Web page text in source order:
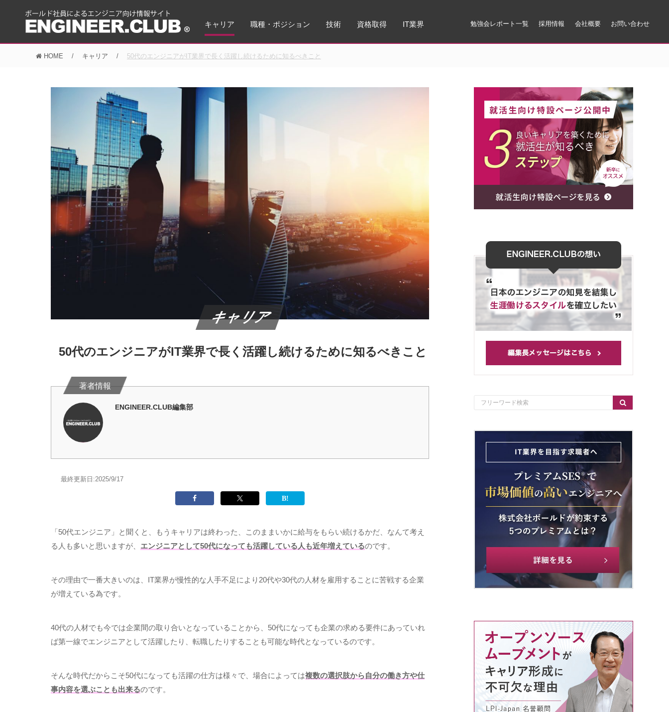
キャリア 職種・ポジション 技術 資格取得 IT業界 勉強会レポート一覧 採用情報 会社概要 お問い合わせ
HOME キャリア 50代のエンジニアがIT業界で長く活躍し続けるために知るべきこと
キャリア
50代のエンジニアがIT業界で長く活躍し続けるために知るべきこと
ENGINEER.CLUB編集部
最終更新日:2025/9/17
「50代エンジニア」と聞くと、もうキャリアは終わった、このままいかに給与をもらい続けるかだ、なんて考え
る人も多いと思いますが、 エンジニアとして50代になっても活躍している人も近年増えているのです。
その理由で一番大きいのは、 IT業界が慢性的な人手不足により 20代や30代の人材を雇用することに苦戦する企業
が増えている為です。
40代の人材でも今では企業間の取り合いとなっていることから、 50代になっても企業の求める要件にあっていれ
ば第一線でエンジニアとして活躍したり、転職したりすることも可能な時代となっているのです。
そんな時代だからこそ50代になっても活躍の仕方は様々で、場合によっては複数の選択肢から自分の働き方や仕
事内容を選ぶことも出来るのです。